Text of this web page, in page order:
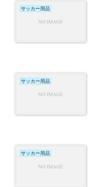
サッカー用品
サッカー用品
サッカー用品